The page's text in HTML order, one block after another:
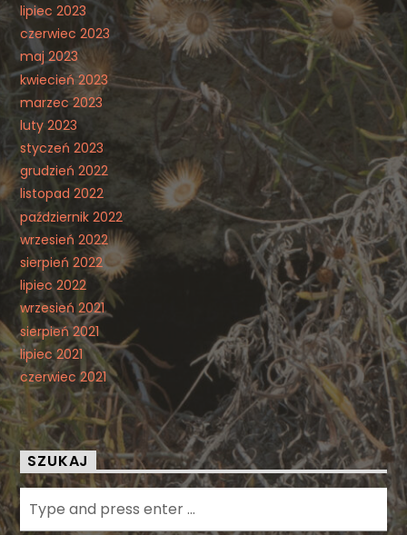
lipiec 2023
czerwiec 2023
maj 2023
kwiecień 2023
marzec 2023
luty 2023
styczeń 2023
grudzień 2022
listopad 2022
październik 2022
wrzesień 2022
sierpień 2022
lipiec 2022
wrzesień 2021
sierpień 2021
lipiec 2021
czerwiec 2021
SZUKAJ